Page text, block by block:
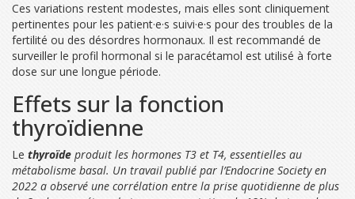
Ces variations restent modestes, mais elles sont cliniquement
pertinentes pour les patient·e·s suivi·e·s pour des troubles de la
fertilité ou des désordres hormonaux. Il est recommandé de
surveiller le profil hormonal si le paracétamol est utilisé à forte
dose sur une longue période.
Effets sur la fonction
thyroïdienne
Le thyroïde produit les hormones T3 et T4, essentielles au
métabolisme basal. Un travail publié par l’Endocrine Society en
2022 a observé une corrélation entre la prise quotidienne de plus